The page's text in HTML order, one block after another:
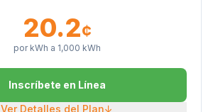
20.2¢
por kWh a 1,000 kWh
Inscríbete en Línea
Ver Detalles del Plan↓